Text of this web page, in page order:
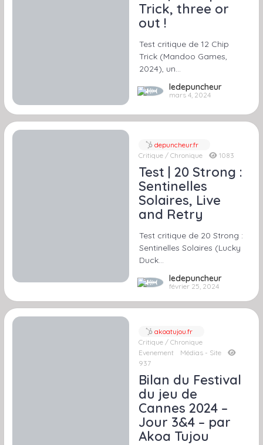
Trick, three or
out !
Test critique de 12 Chip
Trick (Mandoo Games,
2024), un…
ledepuncheur
mars 4, 2024
depuncheur.fr
Critique / Chronique
1083
Test | 20 Strong :
Sentinelles
Solaires, Live
and Retry
Test critique de 20 Strong :
Sentinelles Solaires (Lucky
Duck…
ledepuncheur
février 25, 2024
akoatujou.fr
Critique / Chronique
Evenement
Médias - Site
937
Bilan du Festival
du jeu de
Cannes 2024 –
Jour 3&4 – par
Akoa Tujou